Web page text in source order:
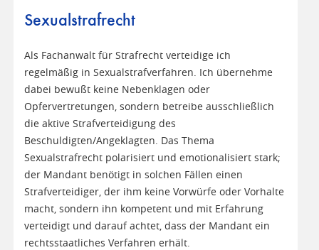
Sexualstrafrecht
Als Fachanwalt für Strafrecht verteidige ich
regelmäßig in Sexualstrafverfahren. Ich übernehme
dabei bewußt keine Nebenklagen oder
Opfervertretungen, sondern betreibe ausschließlich
die aktive Strafverteidigung des
Beschuldigten/Angeklagten. Das Thema
Sexualstrafrecht polarisiert und emotionalisiert stark;
der Mandant benötigt in solchen Fällen einen
Strafverteidiger, der ihm keine Vorwürfe oder Vorhalte
macht, sondern ihn kompetent und mit Erfahrung
verteidigt und darauf achtet, dass der Mandant ein
rechtsstaatliches Verfahren erhält.